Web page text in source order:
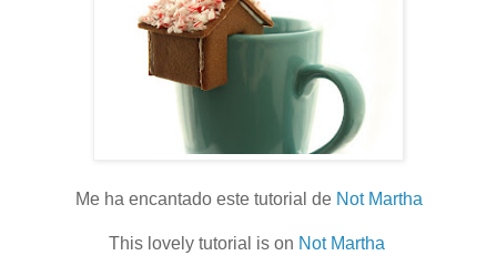
Me ha encantado este tutorial de Not Martha
This lovely tutorial is on Not Martha